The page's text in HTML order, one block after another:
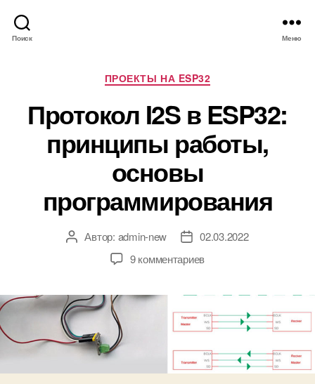
Поиск Меню
Р
у
б
р
к
и
ПРОЕКТЫ НА ESP32
Протокол I2S в ESP32:
принципы работы,
основы
программирования
А
р
з
а
п
с
Автор: admin-new
Д
т
з
а
п
с
и
02.03.2022
9 комментариевк
и
с
и
П